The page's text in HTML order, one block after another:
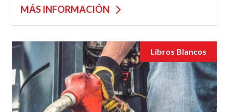
MÁS INFORMACIÓN
Libros Blancos